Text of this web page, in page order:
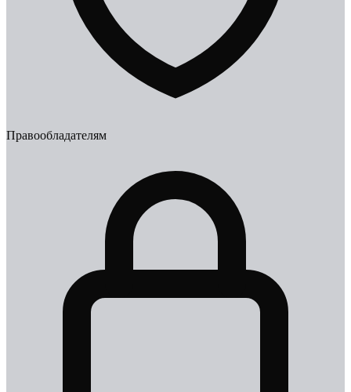
Правообладателям